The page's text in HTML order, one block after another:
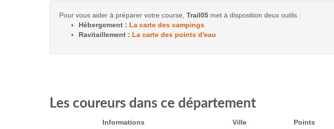
Pour vous aider à préparer votre course, Trail05 met à disposition deux outils :
Hébergement : La carte des campings
Ravitaillement : La carte des points d'eau
Les coureurs dans ce département
Informations Ville Points